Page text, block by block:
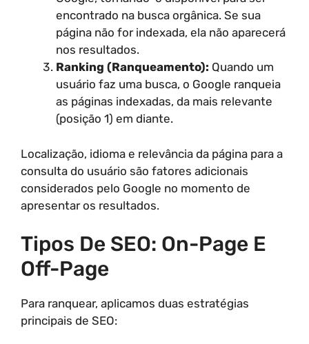
encontrado na busca orgânica. Se sua
página não for indexada, ela não aparecerá
nos resultados.
Ranking (Ranqueamento): Quando um
usuário faz uma busca, o Google ranqueia
as páginas indexadas, da mais relevante
(posição 1) em diante.
Localização, idioma e relevância da página para a
consulta do usuário são fatores adicionais
considerados pelo Google no momento de
apresentar os resultados.
Tipos De SEO: On-Page E
Off-Page
Para ranquear, aplicamos duas estratégias
principais de SEO: